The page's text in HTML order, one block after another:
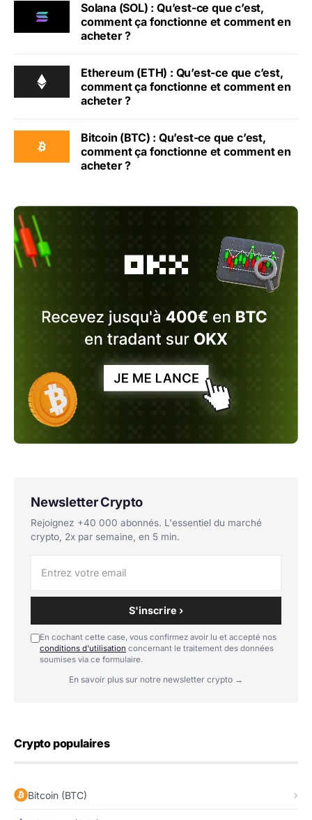
Solana (SOL) : Qu’est-ce que c’est,
comment ça fonctionne et comment en
acheter ?
Ethereum (ETH) : Qu’est-ce que c’est,
comment ça fonctionne et comment en
acheter ?
Bitcoin (BTC) : Qu’est-ce que c’est,
comment ça fonctionne et comment en
acheter ?
Newsletter Crypto
Rejoignez +40 000 abonnés. L'essentiel du marché
crypto, 2x par semaine, en 5 min.
S'inscrire ›
En cochant cette case, vous confirmez avoir lu et accepté nos
conditions d'utilisation concernant le traitement des données
soumises via ce formulaire.
En savoir plus sur notre newsletter crypto →
Crypto populaires
Bitcoin (BTC)